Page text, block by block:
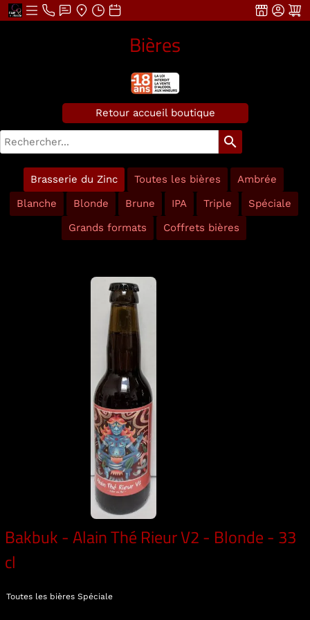
Bières
Retour accueil boutique
search
Brasserie du Zinc Toutes les bières
Ambrée
Blanche
Blonde Brune IPA Triple
Spéciale
Grands formats
Coffrets bières
Bakbuk - Alain Thé Rieur V2 - Blonde - 33
cl
Toutes les bières Spéciale